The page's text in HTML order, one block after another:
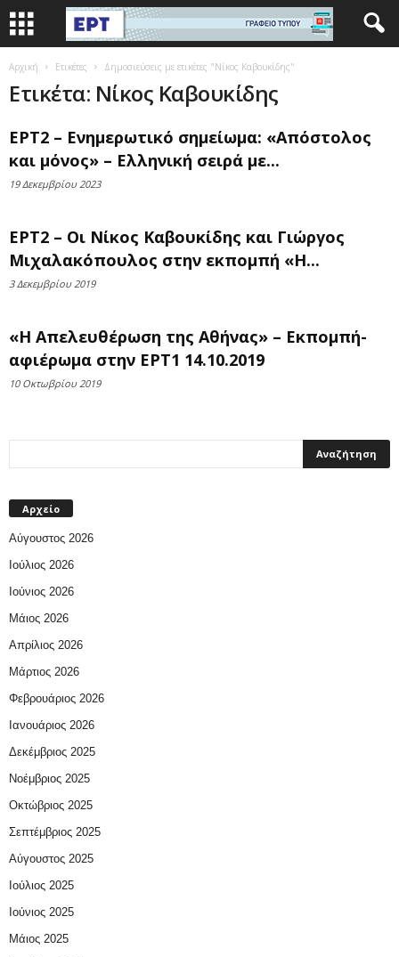
Αρχική Ετικέτες Δημοσιεύσεις με ετικέτες "Νίκος Καβουκίδης"
Ετικέτα: Νίκος Καβουκίδης
ΕΡΤ2 – Ενημερωτικό σημείωμα: «Απόστολος
και μόνος» – Ελληνική σειρά με...
19 Δεκεμβρίου 2023
ΕΡΤ2 – Οι Νίκος Καβουκίδης και Γιώργος
Μιχαλακόπουλος στην εκπομπή «Η...
3 Δεκεμβρίου 2019
«Η Απελευθέρωση της Αθήνας» – Εκπομπή-
αφιέρωμα στην ΕΡΤ1 14.10.2019
10 Οκτωβρίου 2019
Αρχείο
Αύγουστος 2026
Ιούλιος 2026
Ιούνιος 2026
Μάιος 2026
Απρίλιος 2026
Μάρτιος 2026
Φεβρουάριος 2026
Ιανουάριος 2026
Δεκέμβριος 2025
Νοέμβριος 2025
Οκτώβριος 2025
Σεπτέμβριος 2025
Αύγουστος 2025
Ιούλιος 2025
Ιούνιος 2025
Μάιος 2025